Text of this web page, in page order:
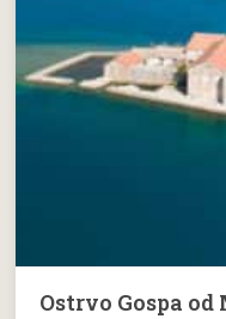
Ostrvo Gospa